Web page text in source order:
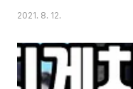
는 정보가 부족해서입니다. pdf
진으로 와서 다시 팔레트 갔다
했습니다. 지게차 운전기능사 필
도 후진 한 번에 턴 하는 거는 유
2021. 8. 12.